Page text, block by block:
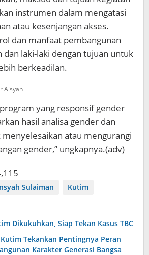
instrumen dalam mengatasi
atau kesenjangan akses.
dan manfaat pembangunan
dan laki-laki dengan tujuan untuk
berkeadilan.
Aisyah
yang responsif gender
hasil analisa gender dan
atau mengurangi
gender,” ungkapnya.(adv)
Sulaiman Kutim
Dikukuhkan, Siap Tekan Kasus TBC
Tekankan Pentingnya Peran
Karakter Generasi Bangsa